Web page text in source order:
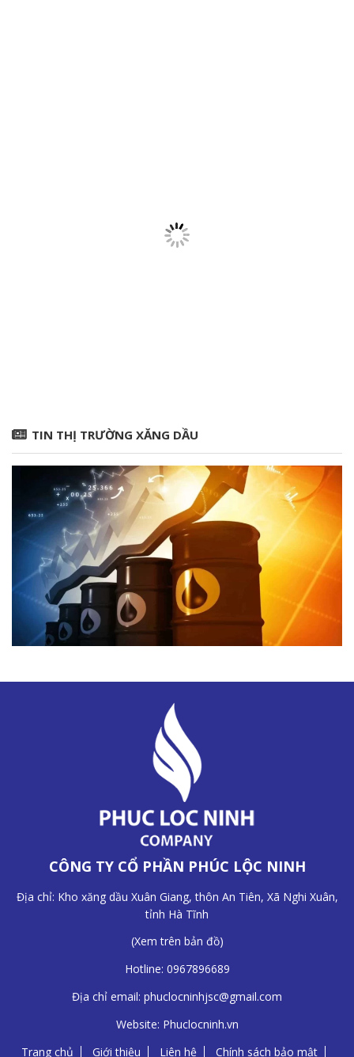
TIN THỊ TRƯỜNG XĂNG DẦU
CÔNG TY CỔ PHẦN PHÚC LỘC NINH
Địa chỉ: Kho xăng dầu Xuân Giang, thôn An Tiên, Xã Nghi Xuân,
tỉnh Hà Tĩnh
(Xem trên bản đồ)
Hotline: 0967896689
Địa chỉ email: phuclocninhjsc@gmail.com
Website: Phuclocninh.vn
Trang chủ
Giới thiệu Liên hệ Chính sách bảo mật